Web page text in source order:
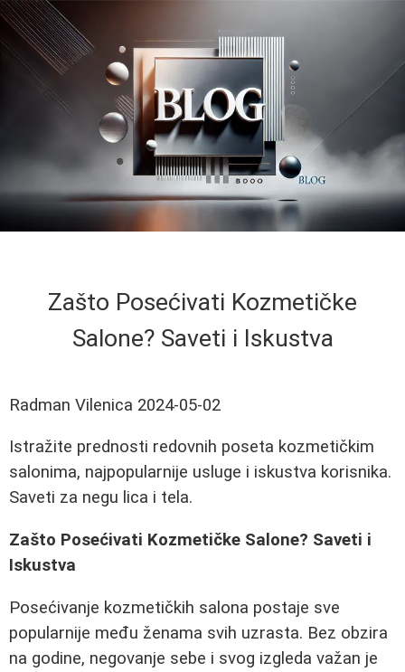
Zašto Posećivati Kozmetičke
Salone? Saveti i Iskustva
Radman Vilenica 2024-05-02
Istražite prednosti redovnih poseta kozmetičkim
salonima, najpopularnije usluge i iskustva korisnika.
Saveti za negu lica i tela.
Zašto Posećivati Kozmetičke Salone? Saveti i
Iskustva
Posećivanje kozmetičkih salona postaje sve
popularnije među ženama svih uzrasta. Bez obzira
na godine, negovanje sebe i svog izgleda važan je